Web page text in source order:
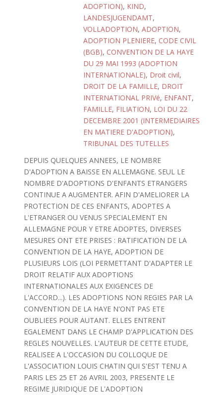
ADOPTION), KIND,
LANDESJUGENDAMT,
VOLLADOPTION, ADOPTION,
ADOPTION PLENIERE, CODE CIVIL
(BGB), CONVENTION DE LA HAYE
DU 29 MAI 1993 (ADOPTION
INTERNATIONALE), Droit civil,
DROIT DE LA FAMILLE, DROIT
INTERNATIONAL PRIVé, ENFANT,
FAMILLE, FILIATION, LOI DU 22
DECEMBRE 2001 (INTERMEDIAIRES
EN MATIERE D'ADOPTION),
TRIBUNAL DES TUTELLES
DEPUIS QUELQUES ANNEES, LE NOMBRE
D'ADOPTION A BAISSE EN ALLEMAGNE. SEUL LE
NOMBRE D'ADOPTIONS D'ENFANTS ETRANGERS
CONTINUE A AUGMENTER. AFIN D'AMELIORER LA
PROTECTION DE CES ENFANTS, ADOPTES A
L'ETRANGER OU VENUS SPECIALEMENT EN
ALLEMAGNE POUR Y ETRE ADOPTES, DIVERSES
MESURES ONT ETE PRISES : RATIFICATION DE LA
CONVENTION DE LA HAYE, ADOPTION DE
PLUSIEURS LOIS (LOI PERMETTANT D'ADAPTER LE
DROIT RELATIF AUX ADOPTIONS
INTERNATIONALES AUX EXIGENCES DE
L'ACCORD...). LES ADOPTIONS NON REGIES PAR LA
CONVENTION DE LA HAYE N'ONT PAS ETE
OUBLIEES POUR AUTANT. ELLES ENTRENT
EGALEMENT DANS LE CHAMP D'APPLICATION DES
REGLES NOUVELLES. L'AUTEUR DE CETTE ETUDE,
REALISEE A L'OCCASION DU COLLOQUE DE
L'ASSOCIATION LOUIS CHATIN QUI S'EST TENU A
PARIS LES 25 ET 26 AVRIL 2003, PRESENTE LE
REGIME JURIDIQUE DE L'ADOPTION